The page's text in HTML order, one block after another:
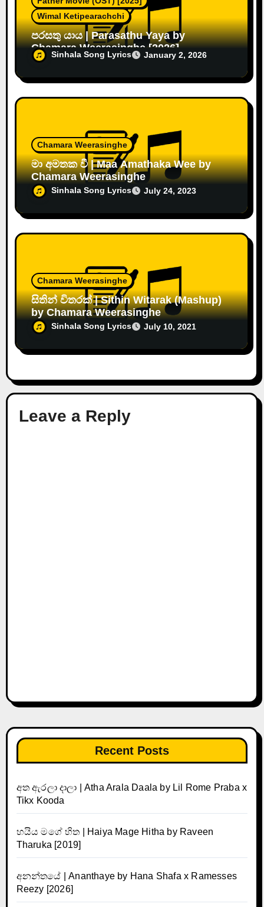
Wimal Ketipearachchi
පරසතු යාය | Parasathu Yaya by
Chamara Weerasinghe [2026]
Sinhala Song Lyrics January 2, 2026
Chamara Weerasinghe
මා අමතක වී | Maa Amathaka Wee by
Chamara Weerasinghe
Sinhala Song Lyrics July 24, 2023
Chamara Weerasinghe
සිතින් විතරක් | Sithin Witarak (Mashup)
by Chamara Weerasinghe
Sinhala Song Lyrics July 10, 2021
Leave a Reply
Recent Posts
අත ඇරලා දාලා | Atha Arala Daala by Lil Rome Praba x
Tikx Kooda
හයිය මගේ හිත | Haiya Mage Hitha by Raveen
Tharuka [2019]
අනන්තයේ | Ananthaye by Hana Shafa x Ramesses
Reezy [2026]